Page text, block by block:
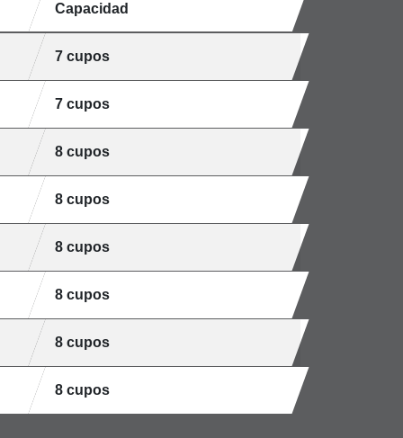
Capacidad
7 cupos
7 cupos
8 cupos
8 cupos
8 cupos
8 cupos
8 cupos
8 cupos